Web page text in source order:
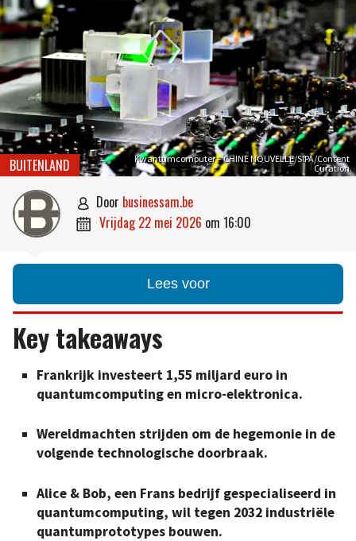
Kwantumcomputer – CHINE NOUVELLE/SIPA/Content
Curation
BUITENLAND
 door businessam.be
 vrijdag 22 mei 2026 om 16:00
Lees voor
Key takeaways
Frankrijk investeert 1,55 miljard euro in
quantumcomputing en micro-elektronica.
Wereldmachten strijden om de hegemonie in de
volgende technologische doorbraak.
Alice & Bob, een Frans bedrijf gespecialiseerd in
quantumcomputing, wil tegen 2032 industriële
quantumprototypes bouwen.